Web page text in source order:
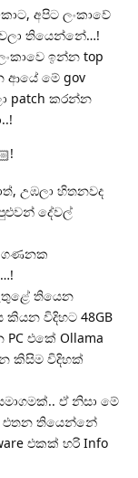
අපිට ලංකාවේ
තියෙන්නේ…!
ඉන්න top
ආයේ මේ gov
patch කරන්න
!
උඹලා හිතනවද
දේවල්
ගණනක
තියෙන
කියන විදිහට 48GB
එකේ Ollama
කිසිම විදිහක්
ඒ නිසා මේ
එතන තියෙන්නේ
එකක් හරි Info